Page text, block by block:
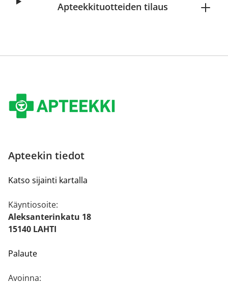
Apteekkituotteiden tilaus
Apteekin tiedot
Katso sijainti kartalla
Käyntiosoite:
Aleksanterinkatu 18
15140 LAHTI
Palaute
Avoinna: